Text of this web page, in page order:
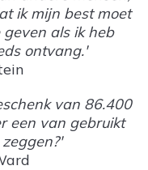
ik mijn best moet
als ik heb
ontvang.'
van 86.400
een van gebruikt